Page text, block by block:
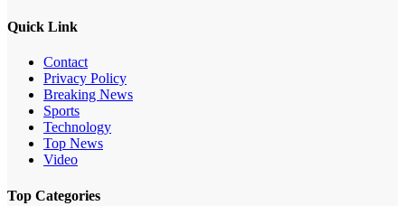
Quick Link
Contact
Privacy Policy
Breaking News
Sports
Technology
Top News
Video
Top Categories